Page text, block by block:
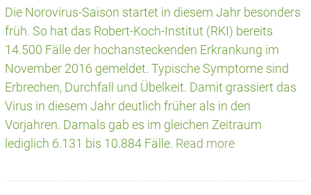
Die Norovirus-Saison startet in diesem Jahr besonders
früh. So hat das Robert-Koch-Institut (RKI) bereits
14.500 Fälle der hochansteckenden Erkrankung im
November 2016 gemeldet. Typische Symptome sind
Erbrechen, Durchfall und Übelkeit. Damit grassiert das
Virus in diesem Jahr deutlich früher als in den
Vorjahren. Damals gab es im gleichen Zeitraum
lediglich 6.131 bis 10.884 Fälle. Read more